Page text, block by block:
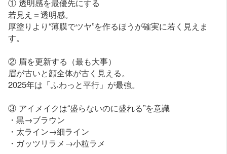
① 透明感を最優先にする
若見え＝透明感。
厚塗りより“薄膜でツヤ”を作るほうが確実に若く見えま
す。
② 眉を更新する（最も大事）
眉が古いと顔全体が古く見える。
2025年は「ふわっと平行」が最強。
③ アイメイクは“盛らないのに盛れる”を意識
・黒→ブラウン
・太ライン→細ライン
・ガッツリラメ→小粒ラメ